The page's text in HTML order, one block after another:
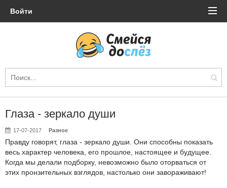
Войти
Глаза - зеркало души
17-07-2017 Разное
Правду говорят, глаза - зеркало души. Они способны показать
весь характер человека, его прошлое, настоящее и будущее.
Когда мы делали подборку, невозможно было оторваться от
этих пронзительных взглядов, настолько они завораживают!